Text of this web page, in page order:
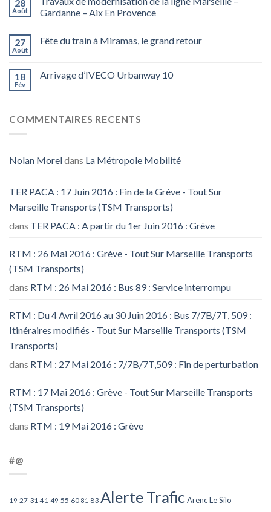
28
Août
Gardanne – Aix En Provence
27
Août
Fête du train à Miramas, le grand retour
18
Fév
Arrivage d’IVECO Urbanway 10
COMMENTAIRES RECENTS
Nolan Moreldans La Métropole Mobilité
TER PACA : 17 Juin 2016 : Fin de la Grève - Tout Sur
Marseille Transports (TSM Transports)
dans TER PACA : A partir du 1er Juin 2016 : Grève
RTM : 26 Mai 2016 : Grève - Tout Sur Marseille Transports
(TSM Transports)
dans RTM : 26 Mai 2016 : Bus 89 : Service interrompu
RTM : Du 4 Avril 2016 au 30 Juin 2016 : Bus 7/7B/7T, 509 :
Itinéraires modifiés - Tout Sur Marseille Transports (TSM
Transports)
dans RTM : 27 Mai 2016 : 7/7B/7T,509 : Fin de perturbation
RTM : 17 Mai 2016 : Grève - Tout Sur Marseille Transports
(TSM Transports)
dans RTM : 19 Mai 2016 : Grève
#@
19 27 31 41 49 55 60 81 83 Alerte TraficArenc Le Silo